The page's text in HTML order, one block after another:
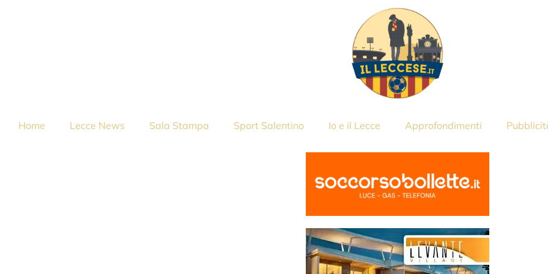
Home Lecce News Sala Stampa Sport Salentino Io e il Lecce Approfondimenti